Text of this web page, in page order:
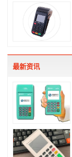
最新资讯